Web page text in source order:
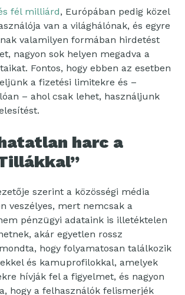
fél milliárd, Európában pedig közel
van a világhálónak, és egyre
valamilyen formában hirdetést
nagyon sok helyen megadva a
Fontos, hogy ebben az esetben
a fizetési limitekre és –
– ahol csak lehet, használjunk
harc a
szerint a közösségi média
veszélyes, mert nemcsak a
pénzügyi adataink is illetéktelen
akár egyetlen rossz
hogy folyamatosan találkozik
és kamuprofilokkal, amelyek
hívják fel a figyelmet, és nagyon
hogy a felhasználók felismerjék